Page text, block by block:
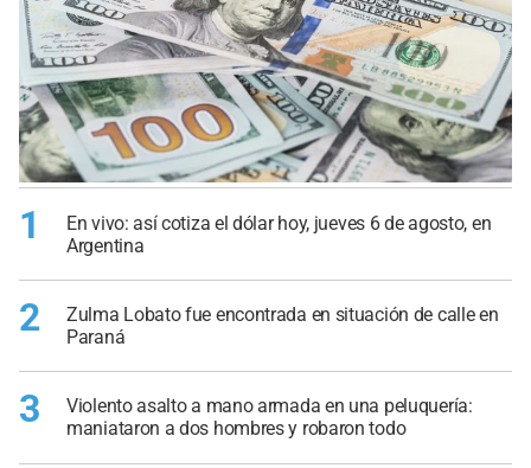
1
En vivo: así cotiza el dólar hoy, jueves 6 de agosto, en
Argentina
2
Zulma Lobato fue encontrada en situación de calle en
Paraná
3
Violento asalto a mano armada en una peluquería:
maniataron a dos hombres y robaron todo